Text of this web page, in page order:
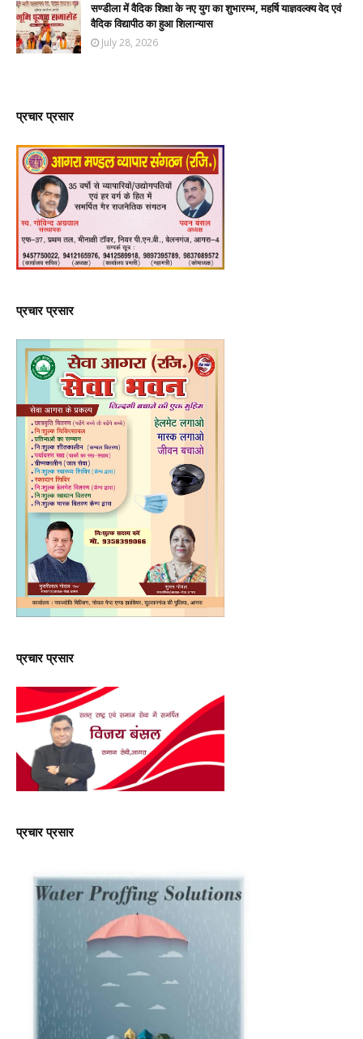
सण्डीला में वैदिक शिक्षा के नए युग का शुभारम्भ, महर्षि याज्ञवल्क्य वेद एवं
वैदिक विद्यापीठ का हुआ शिलान्यास
July 28, 2026
प्रचार प्रसार
प्रचार प्रसार
प्रचार प्रसार
प्रचार प्रसार